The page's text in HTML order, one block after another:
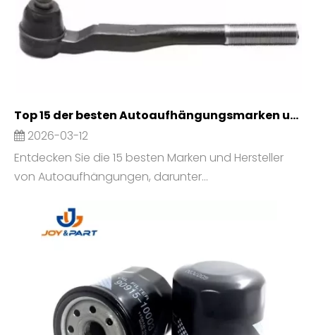
Top 15 der besten Autoaufhängungsmarken und -hersteller der Welt
2026-03-12
Entdecken Sie die 15 besten Marken und Hersteller
von Autoaufhängungen, darunter...